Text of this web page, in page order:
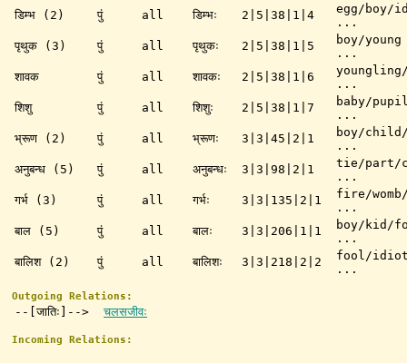
डिम्भ (2)
पुं all डिम्भः 2|5|38|1|4
egg/boy/
...
पृथुक (3)
पुं all पृथुकः 2|5|38|1|5
boy/
...
शावक
पुं all शावकः 2|5|38|1|6
...
शिशु
पुं all शिशुः 2|5|38|1|7
baby/
...
भ्रूण (2)
पुं all भ्रूणः 3|3|45|2|1
boy/child/
...
अनुबन्ध (5)
पुं all अनुबन्धः 3|3|98|2|1
tie/part/
...
गर्भ (3)
पुं all गर्भः 3|3|135|2|1
fire/
...
बाल (5)
पुं all बालः 3|3|206|1|1
boy/kid/
...
बालिश (2)
पुं all बालिशः 3|3|218|2|2
fool/
...
Outgoing Relations:
--[जातिः]--> चलसजीवः
Incoming Relations: